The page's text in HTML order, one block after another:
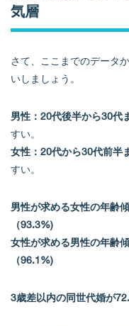
気層
さて、ここまでのデータ
いしましょう。
男性：20代後半から30代
すい。
女性：20代から30代前半
すい。
男性が求める女性の年齢
（93.3%)
女性が求める男性の年齢
（96.1%)
3歳差以内の同世代婚が